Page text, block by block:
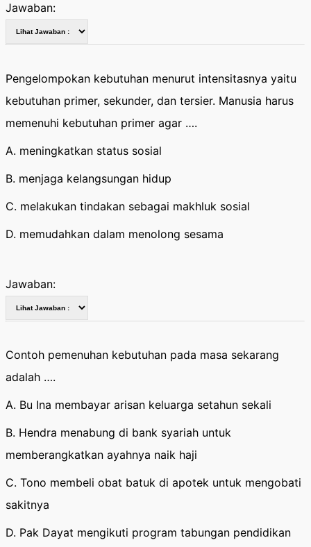
Jawaban:
Pengelompokan kebutuhan menurut intensitasnya yaitu
kebutuhan primer, sekunder, dan tersier. Manusia harus
memenuhi kebutuhan primer agar ….
A. meningkatkan status sosial
B. menjaga kelangsungan hidup
C. melakukan tindakan sebagai makhluk sosial
D. memudahkan dalam menolong sesama
Jawaban:
Contoh pemenuhan kebutuhan pada masa sekarang
adalah ….
A. Bu Ina membayar arisan keluarga setahun sekali
B. Hendra menabung di bank syariah untuk
memberangkatkan ayahnya naik haji
C. Tono membeli obat batuk di apotek untuk mengobati
sakitnya
D. Pak Dayat mengikuti program tabungan pendidikan